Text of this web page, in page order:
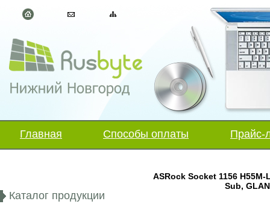
Главная Способы оплаты Прайс-
Каталог продукции
ASRock Socket 1156 H55M-
Sub,